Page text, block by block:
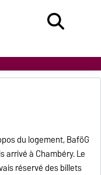
du logement, BaföG
arrivé à Chambéry. Le
réservé des billets